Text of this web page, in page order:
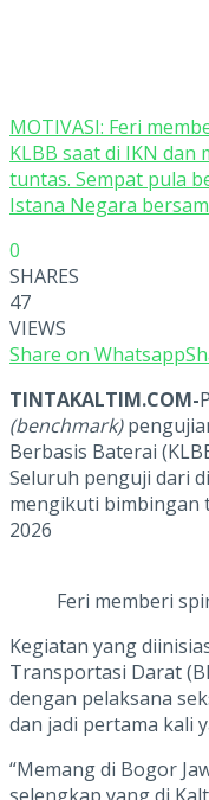
MOTIVASI: Feri
KLBB saat di IKN
tuntas. Sempat pula
Istana Negara
0
SHARES
47
VIEWS
Share on Whatsapp
TINTAKALTIM.COM-
(benchmark)
Berbasis Baterai
Seluruh penguji dari
mengikuti bimbingan
2026
Feri memberi
Kegiatan yang
Transportasi Darat
dengan pelaksana
dan jadi pertama kali
“Memang di Bogor